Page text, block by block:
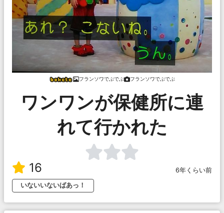
フランソワでぶでぶ フランソワでぶでぶ
ワンワンが保健所に連
れて行かれた
16
6年くらい前
いないいないばあっ！